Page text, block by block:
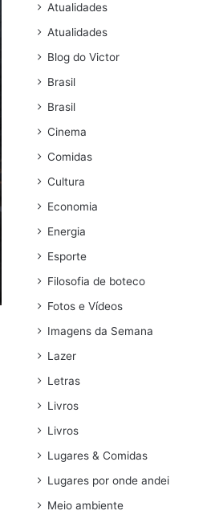
Atualidades
Atualidades
Blog do Victor
Brasil
Brasil
Cinema
Comidas
Cultura
Economia
Energia
Esporte
Filosofia de boteco
Fotos e Vídeos
Imagens da Semana
Lazer
Letras
Livros
Livros
Lugares & Comidas
Lugares por onde andei
Meio ambiente